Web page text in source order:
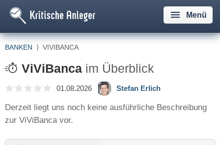
Menü
BANKEN ⟩ VIVIBANCA
ViViBanca im Überblick
01.08.2026 Stefan Erlich
Derzeit liegt uns noch keine ausführliche Beschreibung
zur ViViBanca vor.